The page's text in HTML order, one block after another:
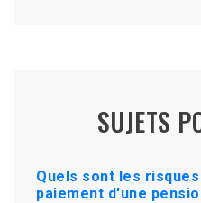
SUJETS
Quels sont les
paiement d'une